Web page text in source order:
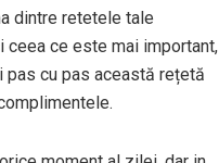
dintre retetele tale
ceea ce este mai important,
cu pas această rețetă